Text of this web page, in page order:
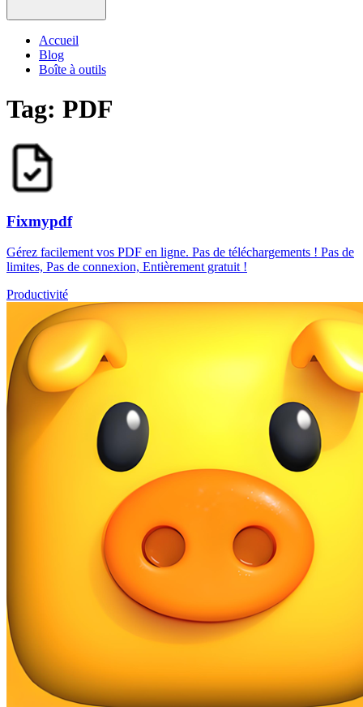
Accueil
Blog
Boîte à outils
Tag: PDF
Fixmypdf
Gérez facilement vos PDF en ligne. Pas de téléchargements ! Pas de
limites, Pas de connexion, Entièrement gratuit !
Productivité